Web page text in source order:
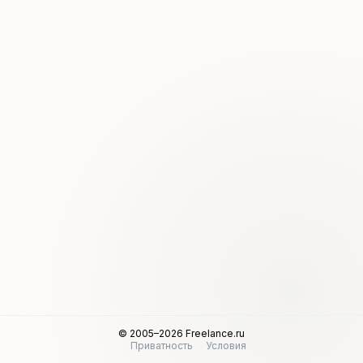
© 2005–2026 Freelance.ru
Приватность
Условия